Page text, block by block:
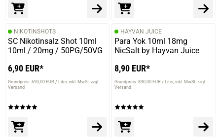
NIKOTINSHOTS
SC Nikotinsalz Shot 10ml
10ml / 20mg / 50PG/50VG
6,90 EUR*
Grundpreis: 690,00 EUR / Liter inkl. MwSt. zzgl.
Versand
HAYVAN JUICE
Para Yok 10ml 18mg
NicSalt by Hayvan Juice
8,90 EUR*
Grundpreis: 890,00 EUR / Liter inkl. MwSt. zzgl.
Versand